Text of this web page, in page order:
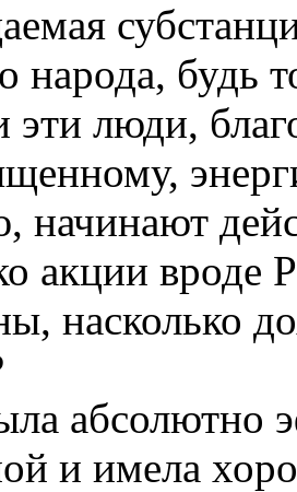
народа, будь
эти люди,
начинают
акции
насколько
абсолютно
и имела